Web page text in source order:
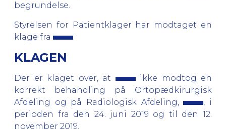
begrundelse.
Styrelsen for Patientklager har modtaget en
klage fra
.
KLAGEN
Der er klaget over, at
ikke modtog en
korrekt behandling på Ortopædkirurgisk
Afdeling og på Radiologisk Afdeling,
, i
perioden fra den 24. juni 2019 og til den 12.
november 2019.